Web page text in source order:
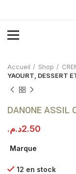
Accueil Shop
YAOURT, DESSERT
DANONE ASSIL
2.50د.م.
Marque
12 en stock